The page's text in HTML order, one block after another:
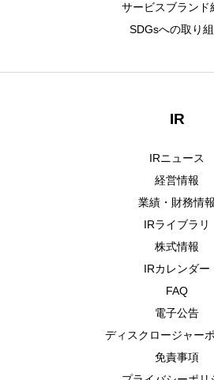
サービスブランド
SDGsへの取り
IR
IRニュース
経営情報
業績・財務情報
IRライブラリ
株式情報
IRカレンダー
FAQ
電子公告
ディスクロージャー
免責事項